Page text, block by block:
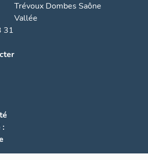
31
Trévoux Dombes Saône
Vallée